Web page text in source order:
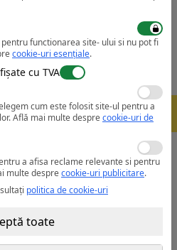
cu amanuntul
excelenta
excelente in conditii umede si
taiere
sticlei
PDF
functionarea site- ului si nu pot fi
cookie-uri esențiale.
cu TVA
cum este folosit site-ul pentru a
Află mai multe desprecookie-uri de
a afisa reclame relevante si pentru
multe desprecookie-uri publicitare.
politica de cookie-uri
toate